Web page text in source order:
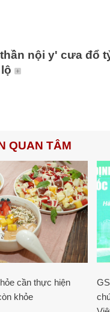
nội y' cưa đổ
QUAN TÂM
cần thực hiện
khỏe